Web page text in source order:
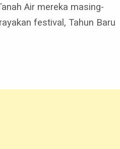
Air mereka masing-
festival, Tahun Baru